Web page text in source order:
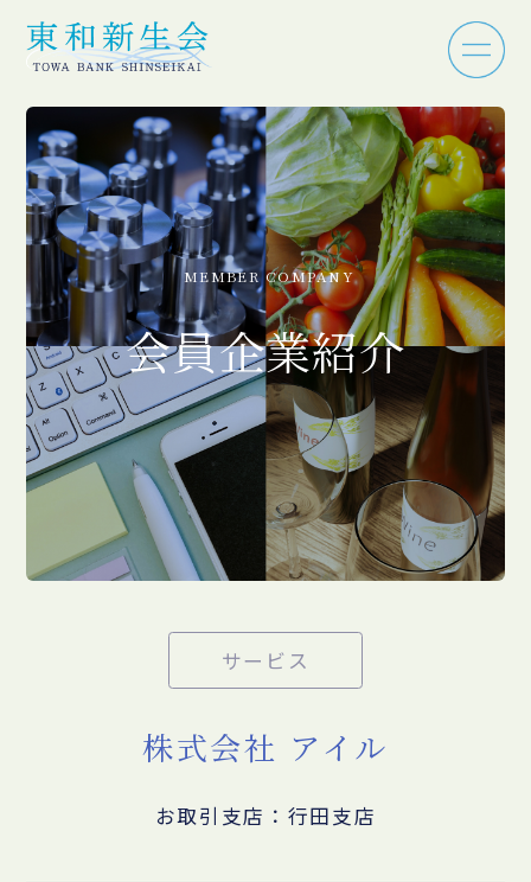
MEMBER COMPANY
会員企業紹介
サービス
株式会社 アイル
お取引支店：行田支店